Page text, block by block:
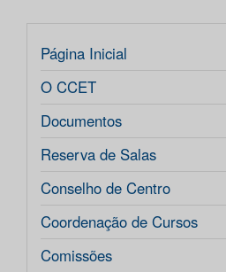
Página Inicial
O CCET
Documentos
Reserva de Salas
Conselho de Centro
Coordenação de Cursos
Comissões